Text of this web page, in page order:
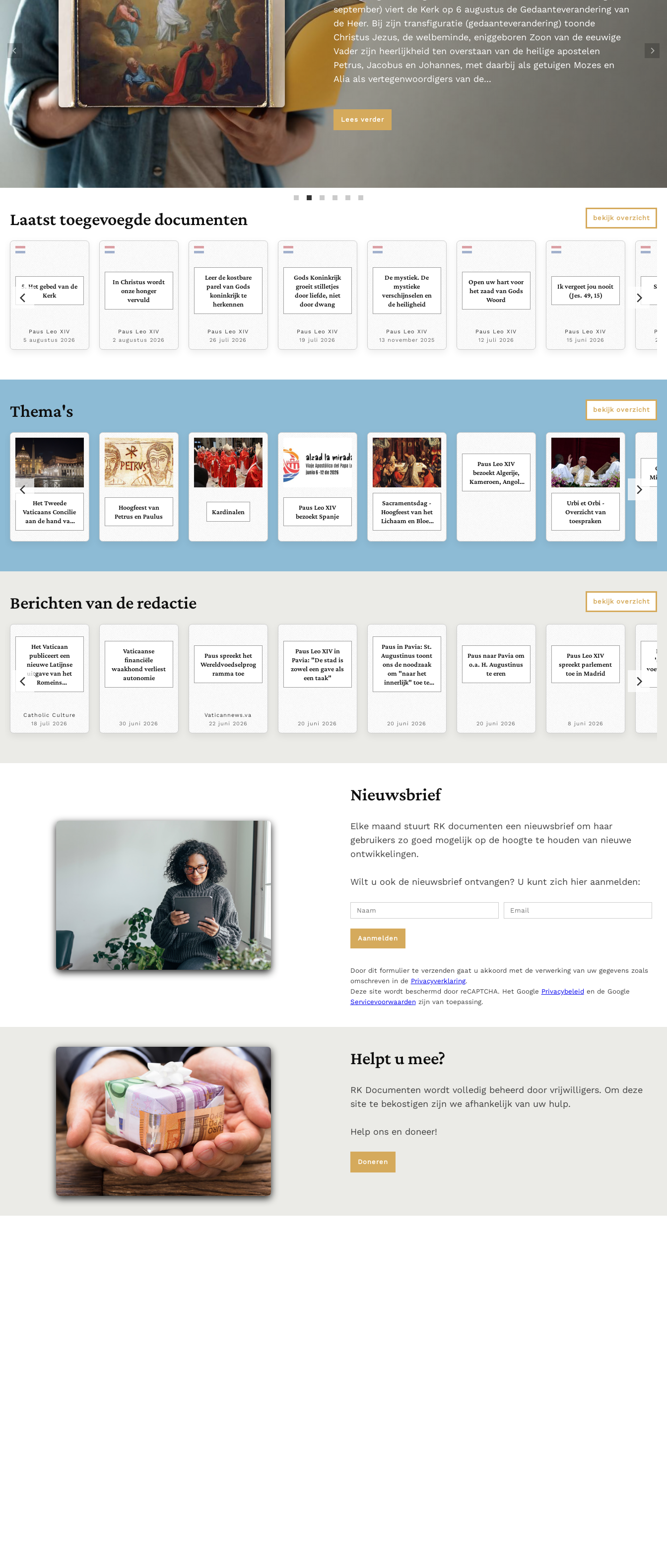
Denzinger Gebruiksvoorwaarden
koninkrijk te
herkennen
groeit stilletjes door
liefde, niet door
dwang
De mystiek. De
mystieke
verschijnselen en de
heiligheid
als een taak"
Paus in Pavia: St.
Augustinus toont ons de
noodzaak om "naar het
innerlijk" toe te keren.
september) viert de Kerk op 6 augustus de Gedaanteverandering van
de Heer. Bij zijn transfiguratie (gedaanteverandering) toonde
Christus Jezus, de welbeminde, eniggeboren Zoon van de eeuwige
Vader zijn heerlijkheid ten overstaan van de heilige apostelen
Petrus, Jacobus en Johannes, met daarbij als getuigen Mozes en
Alia als vertegenwoordigers van de...
Lees verder
Laatst toegevoegde documenten bekijk overzicht
5. Het gebed van de
Kerk
Paus Leo XIV
5 augustus 2026
In Christus wordt
onze honger
vervuld
Paus Leo XIV
2 augustus 2026
Leer de kostbare
parel van Gods
koninkrijk te
herkennen
Paus Leo XIV
26 juli 2026
Gods Koninkrijk
groeit stilletjes
door liefde, niet
door dwang
Paus Leo XIV
19 juli 2026
De mystiek. De
mystieke
verschijnselen en
de heiligheid
Paus Leo XIV
13 november 2025
Open uw hart voor
het zaad van Gods
Woord
Paus Leo XIV
12 juli 2026
Ik vergeet jou nooit
(Jes. 49, 15)
Paus Leo XIV
15 juni 2026
29
Thema's bekijk overzicht
Het Tweede
Vaticaans Concilie
aan de hand van
zijn documenten
Hoogfeest van
Petrus en Paulus
Kardinalen
Paus Leo XIV
bezoekt Spanje
Sacramentsdag -
Hoogfeest van het
Lichaam en Bloed
van Onze Heer
Paus Leo XIV
bezoekt Algerije,
Kameroen, Angola
en Equatoriaal
Urbi et Orbi -
Overzicht van
toespraken
Berichten van de redactie bekijk overzicht
Het Vaticaan
publiceert een
nieuwe Latijnse
uitgave van het
Romeins
martyrologium
Catholic Culture
18 juli 2026
Vaticaanse
financiële
waakhond verliest
autonomie
30 juni 2026
Paus spreekt het
Wereldvoedselprog
ramma toe
Vaticannews.va
22 juni 2026
Paus Leo XIV in
Pavia: "De stad is
zowel een gave als
een taak"
20 juni 2026
Paus in Pavia: St.
Augustinus toont
ons de noodzaak
om "naar het
innerlijk" toe te
keren.
20 juni 2026
Paus naar Pavia om
o.a. H. Augustinus
te eren
20 juni 2026
Paus Leo XIV
spreekt parlement
toe in Madrid
8 juni 2026
Nieuwsbrief
Elke maand stuurt RK documenten een nieuwsbrief om haar
gebruikers zo goed mogelijk op de hoogte te houden van nieuwe
ontwikkelingen.
Wilt u ook de nieuwsbrief ontvangen? U kunt zich hier aanmelden:
Door dit formulier te verzenden gaat u akkoord met de verwerking van uw gegevens zoals
omschreven in de Privacyverklaring.
Deze site wordt beschermd door reCAPTCHA. Het Google Privacybeleiden de Google
Servicevoorwaarden zijn van toepassing.
Helpt u mee?
RK Documenten wordt volledig beheerd door vrijwilligers. Om deze
site te bekostigen zijn we afhankelijk van uw hulp.
Help ons en doneer!
Doneren